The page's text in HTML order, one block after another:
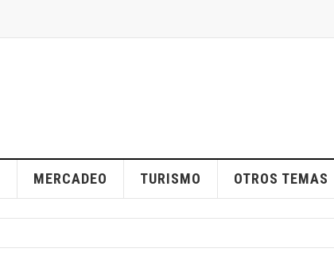
MERCADEO TURISMO OTROS TEMAS